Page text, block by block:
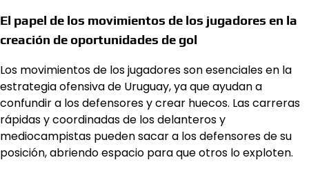
El papel de los movimientos de los jugadores en la
creación de oportunidades de gol
Los movimientos de los jugadores son esenciales en la
estrategia ofensiva de Uruguay, ya que ayudan a
confundir a los defensores y crear huecos. Las carreras
rápidas y coordinadas de los delanteros y
mediocampistas pueden sacar a los defensores de su
posición, abriendo espacio para que otros lo exploten.